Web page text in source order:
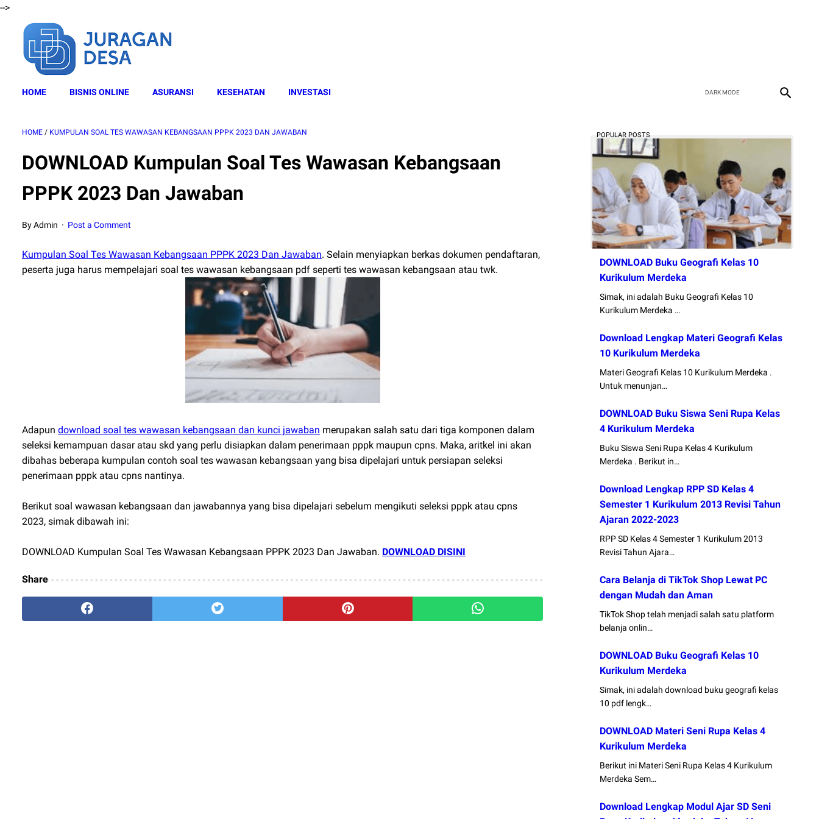
-->
HOME BISNIS ONLINE ASURANSI KESEHATAN INVESTASI
HOME / KUMPULAN SOAL TES WAWASAN KEBANGSAAN PPPK 2023 DAN JAWABAN
DOWNLOAD Kumpulan Soal Tes Wawasan Kebangsaan
PPPK 2023 Dan Jawaban
By Admin Post a Comment
Kumpulan Soal Tes Wawasan Kebangsaan PPPK 2023 Dan Jawaban. Selain menyiapkan berkas dokumen pendaftaran,
peserta juga harus mempelajari soal tes wawasan kebangsaan pdf seperti tes wawasan kebangsaan atau twk.
Adapun download soal tes wawasan kebangsaan dan kunci jawaban merupakan salah satu dari tiga komponen dalam
seleksi kemampuan dasar atau skd yang perlu disiapkan dalam penerimaan pppk maupun cpns. Maka, aritkel ini akan
dibahas beberapa kumpulan contoh soal tes wawasan kebangsaan yang bisa dipelajari untuk persiapan seleksi
penerimaan pppk atau cpns nantinya.
Berikut soal wawasan kebangsaan dan jawabannya yang bisa dipelajari sebelum mengikuti seleksi pppk atau cpns
2023, simak dibawah ini:
DOWNLOAD Kumpulan Soal Tes Wawasan Kebangsaan PPPK 2023 Dan Jawaban. DOWNLOAD DISINI
Share
POPULAR POSTS
DOWNLOAD Buku Geografi Kelas 10
Kurikulum Merdeka
Simak, ini adalah Buku Geografi Kelas 10
Kurikulum Merdeka …
Download Lengkap Materi Geografi Kelas
10 Kurikulum Merdeka
Materi Geografi Kelas 10 Kurikulum Merdeka .
Untuk menunjan…
DOWNLOAD Buku Siswa Seni Rupa Kelas
4 Kurikulum Merdeka
Buku Siswa Seni Rupa Kelas 4 Kurikulum
Merdeka . Berikut in…
Download Lengkap RPP SD Kelas 4
Semester 1 Kurikulum 2013 Revisi Tahun
Ajaran 2022-2023
RPP SD Kelas 4 Semester 1 Kurikulum 2013
Revisi Tahun Ajara…
Cara Belanja di TikTok Shop Lewat PC
dengan Mudah dan Aman
TikTok Shop telah menjadi salah satu platform
belanja onlin…
DOWNLOAD Buku Geografi Kelas 10
Kurikulum Merdeka
Simak, ini adalah download buku geografi kelas
10 pdf lengk…
DOWNLOAD Materi Seni Rupa Kelas 4
Kurikulum Merdeka
Berikut ini Materi Seni Rupa Kelas 4 Kurikulum
Merdeka Sem…
Download Lengkap Modul Ajar SD Seni